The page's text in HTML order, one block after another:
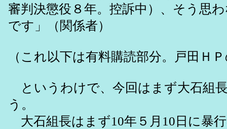
審判決懲役８年。控訴中）、そう思
です」（関係者）
（これ以下は有料購読部分。戸田Ｈ
というわけで、今回はまず大石組
う。
大石組長はまず10年５月10日に暴